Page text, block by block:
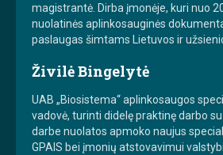
magistrantė. Dirba įmonėje, kuri nuo
nuolatinės aplinkosauginės
paslaugas šimtams Lietuvos ir
Živilė Bingelytė
UAB „Biosistema“ aplinkosaugos
vadovė, turinti didelę praktinę darbo
darbe nuolatos apmoko naujus
GPAIS bei įmonių atstovavimui